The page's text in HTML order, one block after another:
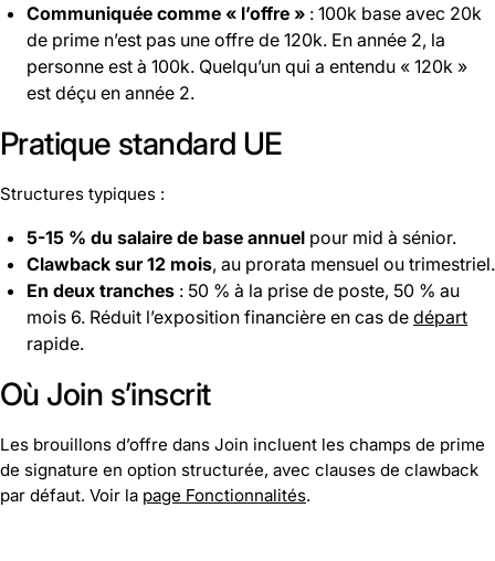
Communiquée comme « l’offre » : 100k base avec 20k
de prime n’est pas une offre de 120k. En année 2, la
personne est à 100k. Quelqu’un qui a entendu « 120k »
est déçu en année 2.
Pratique standard UE
Structures typiques :
5-15 % du salaire de base annuel pour mid à sénior.
Clawback sur 12 mois, au prorata mensuel ou trimestriel.
En deux tranches : 50 % à la prise de poste, 50 % au
mois 6. Réduit l’exposition financière en cas de départ
rapide.
Où Join s’inscrit
Les brouillons d’offre dans Join incluent les champs de prime
de signature en option structurée, avec clauses de clawback
par défaut. Voir la page Fonctionnalités.